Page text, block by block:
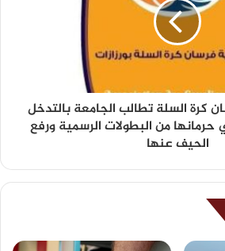
كرة السلة تطالب الجامعة بالتدخل
من البطولات الرسمية ورفع
الحيف عنها